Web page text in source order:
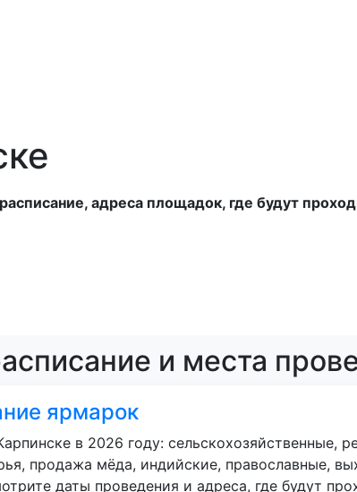
адреса площадок, где будут
и места
ярмарок
в 2026 году: сельскохозяйственные,
продажа мёда, индийские, православные,
даты проведения и адреса, где будут